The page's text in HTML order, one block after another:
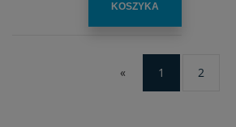
KOSZYKA
« 1 2